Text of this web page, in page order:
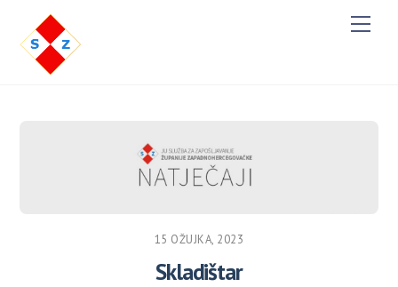
M
e
15 OŽUJKA, 2023
Skladištar